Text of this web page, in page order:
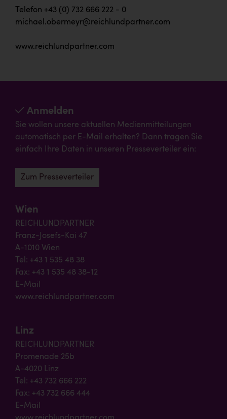
Telefon +43 (0) 732 666 222 - 0
michael.obermeyr@reichlundpartner.com
www.reichlundpartner.com
Anmelden
Sie wollen unsere aktuellen Medienmitteilungen
automatisch per E-Mail erhalten? Dann tragen Sie
einfach Ihre Daten in unseren Presseverteiler ein:
Zum Presseverteiler
Wien
REICHLUNDPARTNER
Franz-Josefs-Kai 47
A-1010 Wien
Tel: +43 1 535 48 38
Fax: +43 1 535 48 38-12
E-Mail
www.reichlundpartner.com
Linz
REICHLUNDPARTNER
Promenade 25b
A-4020 Linz
Tel: +43 732 666 222
Fax: +43 732 666 444
E-Mail